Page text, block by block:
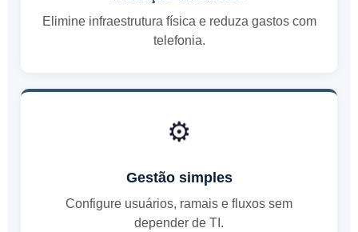
Elimine infraestrutura física e reduza gastos com
telefonia.
⚙️
Gestão simples
Configure usuários, ramais e fluxos sem
depender de TI.